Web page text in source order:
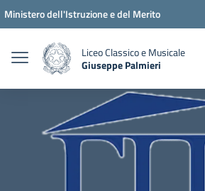
Vai ai contenuti
Vai al menu di navigazione
Vai al footer
Ministero dell'Istruzione e del Merito
Liceo Classico e Musicale
Giuseppe Palmieri